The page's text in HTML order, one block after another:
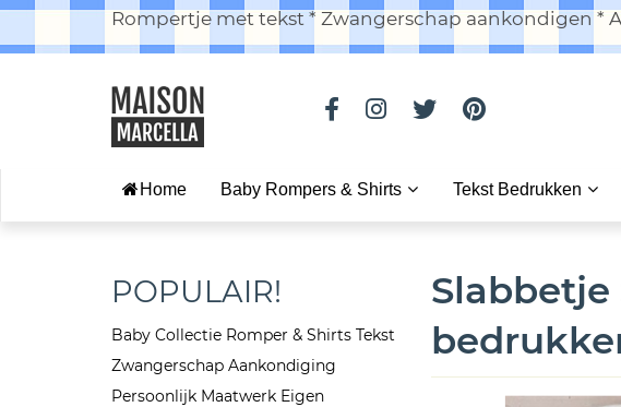
Rompertje met tekst * Zwangerschap aankondigen *
Home Baby Rompers & Shirts Tekst Bedrukken
POPULAIR!
Baby Collectie Romper & Shirts Tekst
Zwangerschap Aankondiging
Persoonlijk Maatwerk Eigen